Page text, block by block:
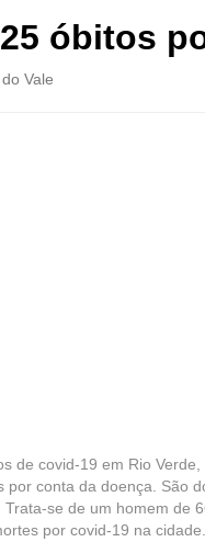
óbitos
Vale
de covid-19 em Rio
conta da doença. São
se de um homem de
por covid-19 na cidade.